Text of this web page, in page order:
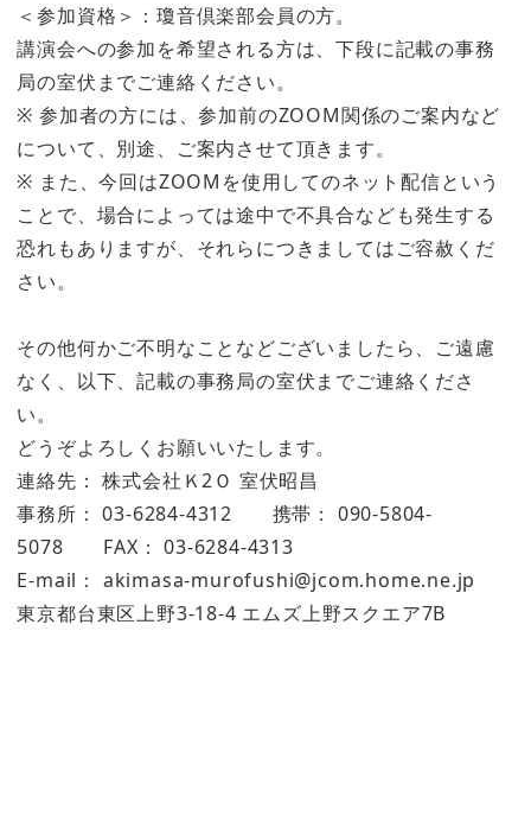
＜参加資格＞：瓊音倶楽部会員の方。
講演会への参加を希望される方は、下段に記載の事務
局の室伏までご連絡ください。
※ 参加者の方には、参加前のZOOM関係のご案内など
について、別途、ご案内させて頂きます。
※ また、今回はZOOMを使用してのネット配信という
ことで、場合によっては途中で不具合なども発生する
恐れもありますが、それらにつきましてはご容赦くだ
さい。
その他何かご不明なことなどございましたら、ご遠慮
なく、以下、記載の事務局の室伏までご連絡くださ
い。
どうぞよろしくお願いいたします。
連絡先： 株式会社Ｋ2Ｏ 室伏昭昌
事務所： 03-6284-4312 携帯： 090-5804-
5078 FAX： 03-6284-4313
E-mail： akimasa-murofushi@jcom.home.ne.jp
東京都台東区上野3-18-4 エムズ上野スクエア7B